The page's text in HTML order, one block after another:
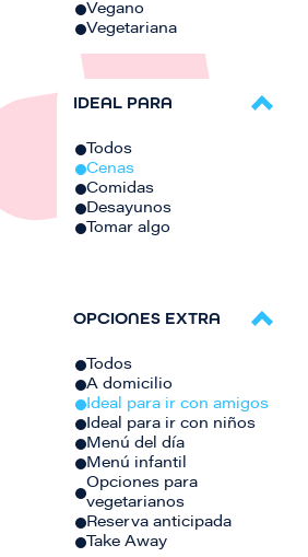
Vegano
Vegetariana
IDEAL PARA
Todos
Cenas
Comidas
Desayunos
Tomar algo
OPCIONES EXTRA
Todos
A domicilio
Ideal para ir con amigos
Ideal para ir con niños
Menú del día
Menú infantil
Opciones para
vegetarianos
Reserva anticipada
Take Away